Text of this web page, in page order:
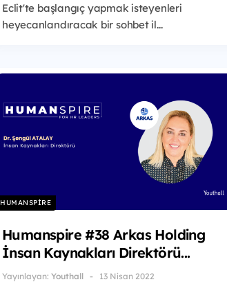
Eclit'te başlangıç yapmak isteyenleri
heyecanlandıracak bir sohbet il...
HUMANSPIRE
Humanspire #38 Arkas Holding
İnsan Kaynakları Direktörü...
Yayınlayan: Youthall 13 Nisan 2022